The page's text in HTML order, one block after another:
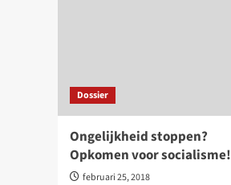
Dossier
Ongelijkheid stoppen?
Opkomen voor socialisme!
februari 25, 2018